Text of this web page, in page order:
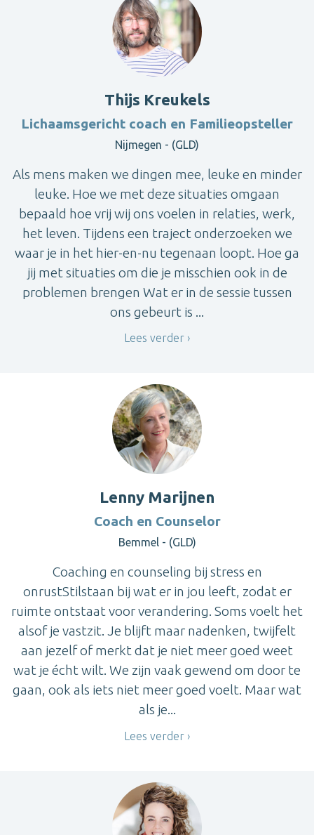
Thijs Kreukels
Lichaamsgericht coach en Familieopsteller
Nijmegen - (GLD)
Als mens maken we dingen mee, leuke en minder
leuke. Hoe we met deze situaties omgaan
bepaald hoe vrij wij ons voelen in relaties, werk,
het leven. Tijdens een traject onderzoeken we
waar je in het hier-en-nu tegenaan loopt. Hoe ga
jij met situaties om die je misschien ook in de
problemen brengen Wat er in de sessie tussen
ons gebeurt is ...
Lees verder
Lenny Marijnen
Coach en Counselor
Bemmel - (GLD)
Coaching en counseling bij stress en
onrustStilstaan bij wat er in jou leeft, zodat er
ruimte ontstaat voor verandering. Soms voelt het
alsof je vastzit. Je blijft maar nadenken, twijfelt
aan jezelf of merkt dat je niet meer goed weet
wat je écht wilt. We zijn vaak gewend om door te
gaan, ook als iets niet meer goed voelt. Maar wat
als je...
Lees verder